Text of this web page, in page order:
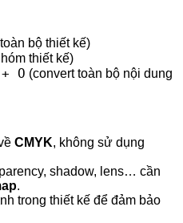
bộ thiết kế)
thiết kế)
O (convert toàn bộ nội dung
CMYK, không sử dụng
shadow, lens… cần
.
trong thiết kế để đảm bảo